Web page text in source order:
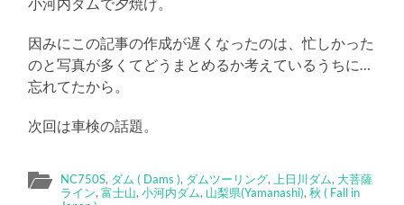
因みにこの記事の作成が遅くなったのは、忙しかった
のと写真が多くてどうまとめるか考えているうちに…
忘れてたから。
次回は車検の話題。
NC750S, ダム ( Dams ), ダムツーリング, 上日川ダム, 大菩薩
ライン,富士山,小河内ダム, 山梨県(Yamanashi),秋 ( Fall in